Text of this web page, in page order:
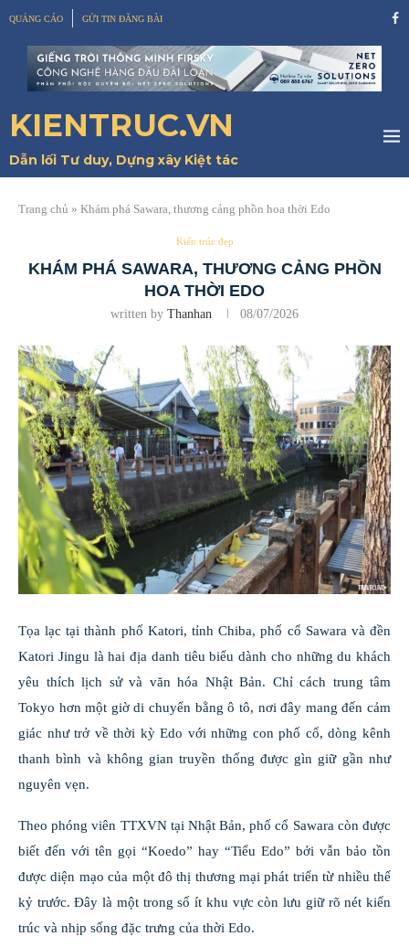
QUẢNG CÁO GỬI TIN ĐĂNG BÀI
KIENTRUC.VN
Dẫn lối Tư duy, Dựng xây Kiệt tác
Trang chủ » Khám phá Sawara, thương cảng phồn hoa thời Edo
Kiến trúc đẹp
KHÁM PHÁ SAWARA, THƯƠNG CẢNG PHỒN
HOA THỜI EDO
written by Thanhan 08/07/2026
Tọa lạc tại thành phố Katori, tỉnh Chiba, phố cổ Sawara và đền
Katori Jingu là hai địa danh tiêu biểu dành cho những du khách
yêu thích lịch sử và văn hóa Nhật Bản. Chỉ cách trung tâm
Tokyo hơn một giờ di chuyển bằng ô tô, nơi đây mang đến cảm
giác như trở về thời kỳ Edo với những con phố cổ, dòng kênh
thanh bình và không gian truyền thống được gìn giữ gần như
nguyên vẹn.
Theo phóng viên TTXVN tại Nhật Bản, phố cổ Sawara còn được
biết đến với tên gọi “Koedo” hay “Tiểu Edo” bởi vẫn bảo tồn
được diện mạo của một đô thị thương mại phát triển từ nhiều thế
kỷ trước. Đây là một trong số ít khu vực còn lưu giữ rõ nét kiến
trúc và nhịp sống đặc trưng của thời Edo.